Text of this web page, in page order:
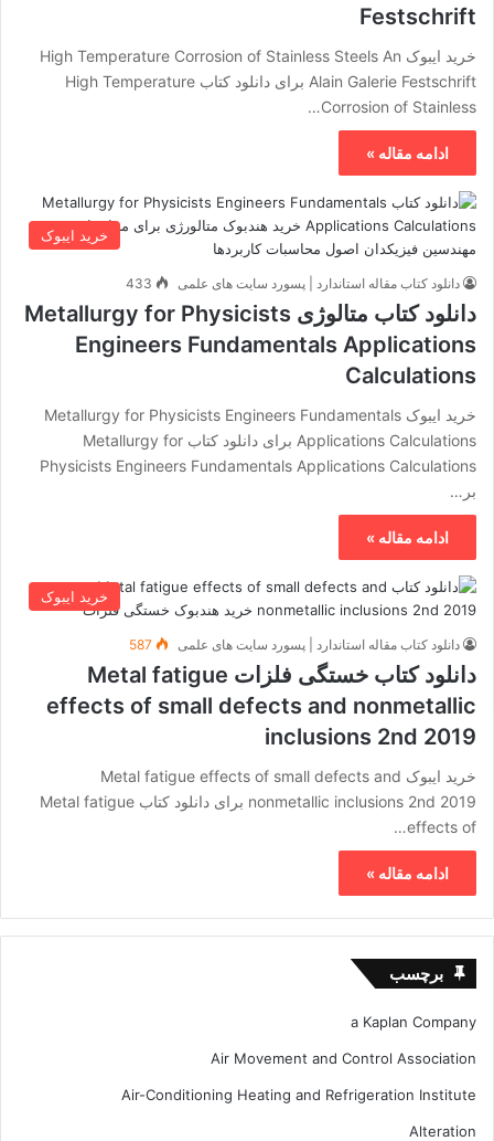
Festschrift
خرید ایبوک High Temperature Corrosion of Stainless Steels An
Alain Galerie Festschrift برای دانلود کتاب High Temperature
Corrosion of Stainless…
ادامه مقاله »
خرید ایبوک
دانلود کتاب مقاله استاندارد | پسورد سایت های علمی 433
دانلود کتاب متالوژی Metallurgy for Physicists
Engineers Fundamentals Applications
Calculations
خرید ایبوک Metallurgy for Physicists Engineers Fundamentals
Applications Calculations برای دانلود کتاب Metallurgy for
Physicists Engineers Fundamentals Applications Calculations
بر…
ادامه مقاله »
خرید ایبوک
دانلود کتاب مقاله استاندارد | پسورد سایت های علمی 587
دانلود کتاب خستگی فلزات Metal fatigue
effects of small defects and nonmetallic
inclusions 2nd 2019
خرید ایبوک Metal fatigue effects of small defects and
nonmetallic inclusions 2nd 2019 برای دانلود کتاب Metal fatigue
effects of…
ادامه مقاله »
برچسب
a Kaplan Company
Air Movement and Control Association
Air-Conditioning Heating and Refrigeration Institute
Alteration